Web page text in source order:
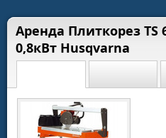
Аренда Плиткорез TS
0,8кВт Husqvarna